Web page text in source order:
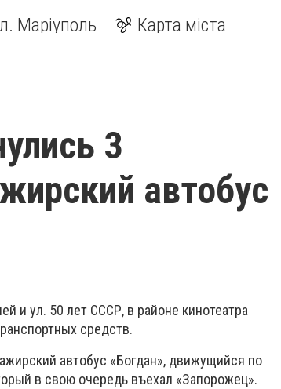
Маріуполь Карта міста
3
автобус
и ул. 50 лет СССР, в районе кинотеатра
средств.
автобус «Богдан», движущийся по
в свою очередь въехал «Запорожец».